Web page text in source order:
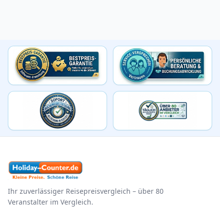
Ihr zuverlässiger Reisepreisvergleich – über 80
Veranstalter im Vergleich.